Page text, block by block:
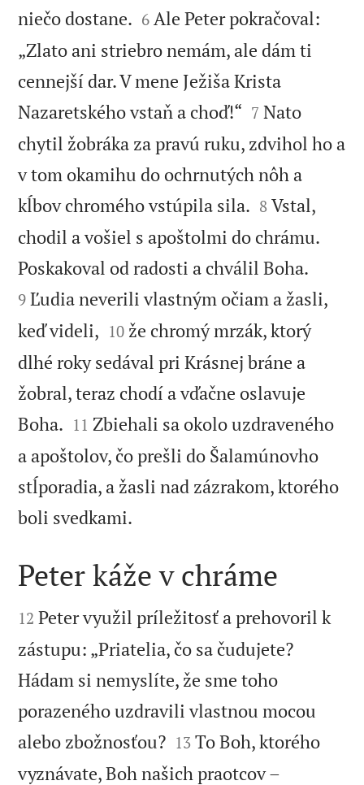
niečo dostane. 

6 Ale Peter pokračoval:
„Zlato ani striebro nemám, ale dám ti
cennejší dar. V mene Ježiša Krista
Nazaretského vstaň a choď!“ 

7 Nato
chytil žobráka za pravú ruku, zdvihol ho a
v tom okamihu do ochrnutých nôh a
kĺbov chromého vstúpila sila. 

8 Vstal,
chodil a vošiel s apoštolmi do chrámu.
Poskakoval od radosti a chválil Boha.
9 Ľudia neverili vlastným očiam a žasli,
keď videli, 

10 že chromý mrzák, ktorý
dlhé roky sedával pri Krásnej bráne a
žobral, teraz chodí a vďačne oslavuje
Boha. 

11 Zbiehali sa okolo uzdraveného
a apoštolov, čo prešli do Šalamúnovho
stĺporadia, a žasli nad zázrakom, ktorého
boli svedkami.

Peter káže v chráme

12 Peter využil príležitosť a prehovoril k
zástupu: „Priatelia, čo sa čudujete?
Hádam si nemyslíte, že sme toho
porazeného uzdravili vlastnou mocou
alebo zbožnosťou?
13 To Boh, ktorého
vyznávate, Boh našich praotcov –